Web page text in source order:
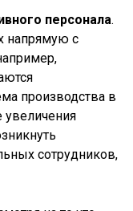
персонала.
напрямую с
производства в
увеличения
сотрудников,